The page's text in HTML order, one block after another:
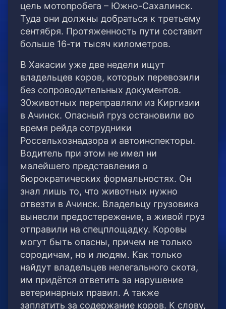
цель мотопробега – Южно-Сахалинск.
Туда они должны добраться к третьему
сентября. Протяженность пути составит
больше 16-ти тысяч километров.
В Хакасии уже две недели ищут
владельцев коров, которых перевозили
без сопроводительных документов.
30животных переправляли из Киргизии
в Ачинск. Опасный груз остановили во
время рейда сотрудники
Россельхознадзора и автоинспекторы.
Водитель при этом не имел ни
малейшего представления о
бюрократических формальностях. Он
знал лишь то, что животных нужно
отвезти в Ачинск. Владельцу грузовика
вынесли предостережение, а живой груз
отправили на спецплощадку. Коровы
могут быть опасны, причем не только
сородичам, но и людям. Как только
найдут владельцев нелегального скота,
им придётся ответить за нарушение
ветеринарных правил. А также
заплатить за содержание коров. К слову,